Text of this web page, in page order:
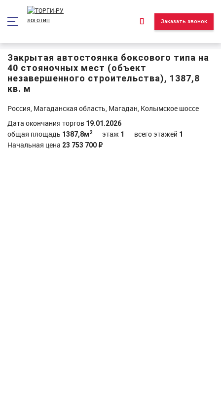
Заказать звонок
Закрытая автостоянка боксового типа на
40 стояночных мест (объект
незавершенного строительства), 1387,8
кв. м
Россия, Магаданская область, Магадан, Колымское шоссе
Дата окончания торгов 19.01.2026
общая площадь 1387,8м2 этаж 1 всего этажей 1
Начальная цена 23 753 700 ₽